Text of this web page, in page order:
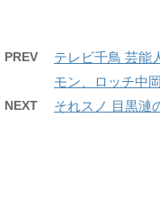
PREV
テレビ千鳥 芸能
モン、ロッチ中
NEXT それスノ 目黒漣